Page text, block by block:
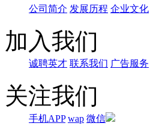
公司简介 发展历程 企业文化
加入我们
诚聘英才 联系我们 广告服务
关注我们
手机APP wap 微信